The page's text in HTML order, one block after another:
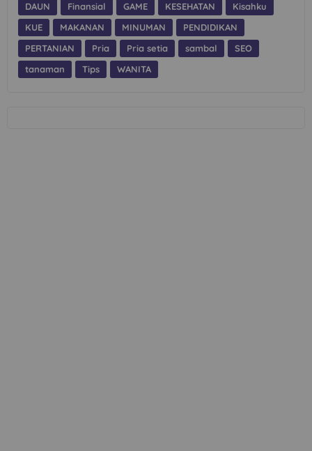
DAUN
Finansial GAME KESEHATAN
Kisahku
KUE
MAKANAN MINUMAN
PENDIDIKAN
PERTANIAN
Pria Pria setia sambal
SEO
tanaman
Tips WANITA